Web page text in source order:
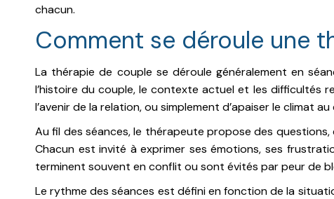
chacun.
Comment se déroule une
La thérapie de couple se déroule généralement en
l’histoire du couple, le contexte actuel et les difficultés
l’avenir de la relation, ou simplement d’apaiser le climat
Au fil des séances, le thérapeute propose des
Chacun est invité à exprimer ses émotions, ses
terminent souvent en conflit ou sont évités par peur de
Le rythme des séances est défini en fonction de la